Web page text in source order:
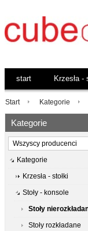
start Krzesła -
Start Kategorie
Kategorie
Kategorie
Krzesła - stołki
Stoły - konsole
Stoły
Stoły rozkładane